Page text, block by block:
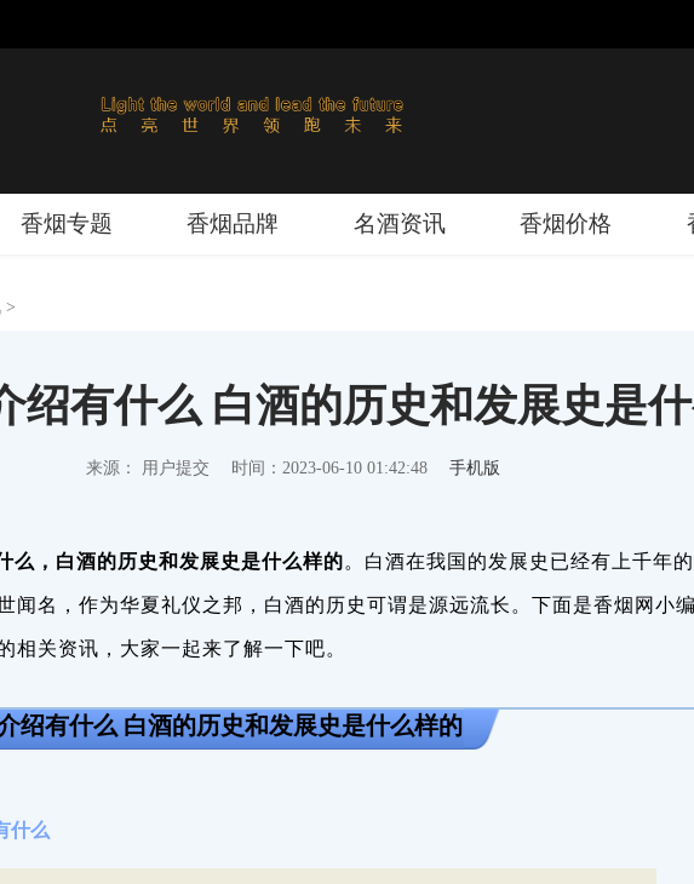
香烟专题 香烟品牌 名酒资讯 香烟价格
>
绍有什么 白酒的历史和发展史是
来源： 用户提交 时间：2023-06-10 01:42:48 手机版
么，白酒的历史和发展史是什么样的。白酒在我国的发展史已经有上千年
闻名，作为华夏礼仪之邦，白酒的历史可谓是源远流长。下面是香烟网小
相关资讯，大家一起来了解一下吧。
绍有什么 白酒的历史和发展史是什么样的
什么